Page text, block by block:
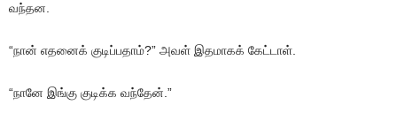
வந்தன.
“நான் எதனைக் குடிப்பதாம்?” அவள் இதமாகக் கேட்டாள்.
“நானே இங்கு குடிக்க வந்தேன்.”